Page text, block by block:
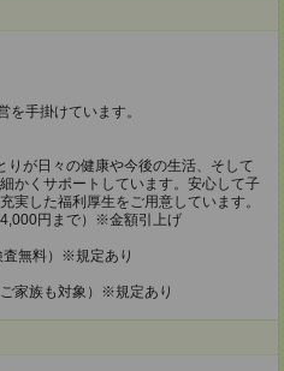
を手掛けています。
が日々の健康や今後の生活、そして
かくサポートしています。安心して子
実した福利厚生をご用意しています。
4,000円まで）※金額引上げ
査無料）※規定あり
家族も対象）※規定あり